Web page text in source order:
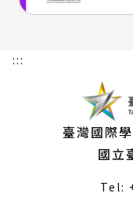
:::
臺灣國際
國立
Tel: